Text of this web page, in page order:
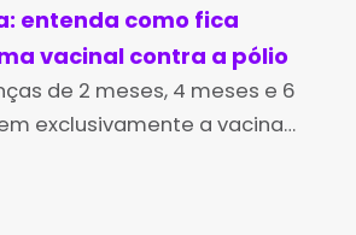
entenda como fica
vacinal contra a pólio
de 2 meses, 4 meses e 6
exclusivamente a vacina